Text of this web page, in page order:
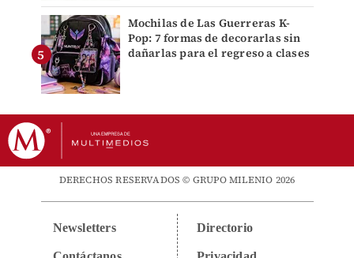
Mochilas de Las Guerreras K-
Pop: 7 formas de decorarlas sin
dañarlas para el regreso a clases
DERECHOS RESERVADOS © GRUPO MILENIO 2026
Newsletters Directorio